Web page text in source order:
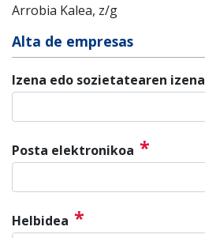
Arrobia Kalea, z/g
Alta de empresas
Izena edo sozietatearen izena
Posta elektronikoa *
Helbidea *